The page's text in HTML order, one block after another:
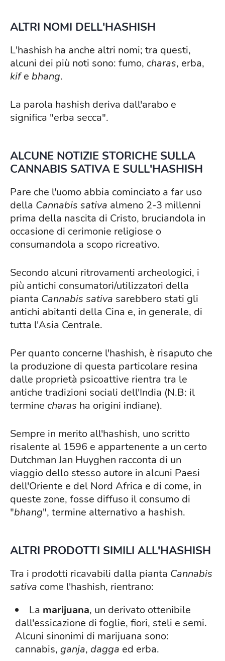
ALTRI NOMI DELL'HASHISH
L'hashish ha anche altri nomi; tra questi,
alcuni dei più noti sono: fumo, charas, erba,
kife bhang.
La parola hashish deriva dall'arabo e
significa "erba secca".
ALCUNE NOTIZIE STORICHE SULLA
CANNABIS SATIVA E SULL'HASHISH
Pare che l'uomo abbia cominciato a far uso
della Cannabis sativa almeno 2-3 millenni
prima della nascita di Cristo, bruciandola in
occasione di cerimonie religiose o
consumandola a scopo ricreativo.
Secondo alcuni ritrovamenti archeologici, i
più antichi consumatori/utilizzatori della
pianta Cannabis sativa sarebbero stati gli
antichi abitanti della Cina e, in generale, di
tutta l'Asia Centrale.
Per quanto concerne l'hashish, è risaputo che
la produzione di questa particolare resina
dalle proprietà psicoattive rientra tra le
antiche tradizioni sociali dell'India (N.B: il
termine charas ha origini indiane).
Sempre in merito all'hashish, uno scritto
risalente al 1596 e appartenente a un certo
Dutchman Jan Huyghen racconta di un
viaggio dello stesso autore in alcuni Paesi
dell'Oriente e del Nord Africa e di come, in
queste zone, fosse diffuso il consumo di
"bhang", termine alternativo a hashish.
ALTRI PRODOTTI SIMILI ALL'HASHISH
Tra i prodotti ricavabili dalla pianta Cannabis
sativa come l'hashish, rientrano:
La marijuana, un derivato ottenibile
dall'essicazione di foglie, fiori, steli e semi.
Alcuni sinonimi di marijuana sono:
cannabis, ganja, dagga ed erba.